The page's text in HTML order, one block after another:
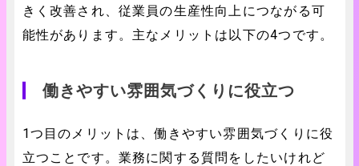
きく改善され、従業員の生産性向上につながる可
能性があります。主なメリットは以下の4つです。
働きやすい雰囲気づくりに役立つ
1つ目のメリットは、働きやすい雰囲気づくりに役
立つことです。業務に関する質問をしたいけれど